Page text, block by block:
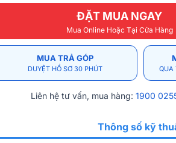
ĐẶT MUA NGAY
Mua Online Hoặc Tại Cửa Hàng
MUA TRẢ GÓP
DUYỆT HỒ SƠ 30 PHÚT QUA
Liên hệ tư vấn, mua hàng: 1900
Thông số kỹ